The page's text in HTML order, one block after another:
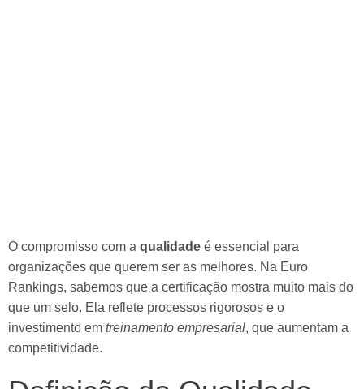
O compromisso com a qualidade é essencial para
organizações que querem ser as melhores. Na Euro
Rankings, sabemos que a certificação mostra muito mais do
que um selo. Ela reflete processos rigorosos e o
investimento em treinamento empresarial, que aumentam a
competitividade.